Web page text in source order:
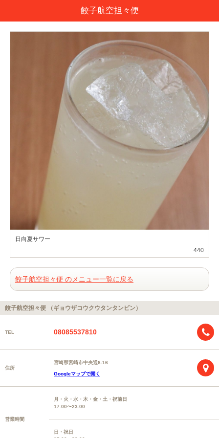
餃子航空担々便
日向夏サワー
440
餃子航空担々便 のメニュー一覧に戻る
餃子航空担々便 （ギョウザコウクウタンタンビン）
TEL 08085537810
住所
宮崎県宮崎市中央通6-16
Googleマップで開く
営業時間
月・火・水・木・金・土・祝前日
17:00〜23:00
日・祝日